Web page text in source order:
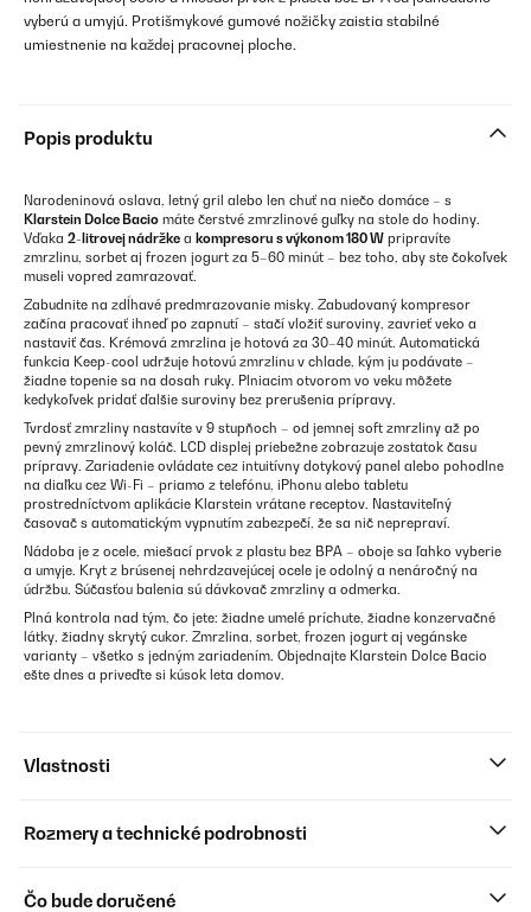
vyberú a umyjú. Protišmykové gumové nožičky zaistia stabilné
umiestnenie na každej pracovnej ploche.
Popis produktu
Narodeninová oslava, letný gril alebo len chuť na niečo domáce – s
Klarstein Dolce Bacio máte čerstvé zmrzlinové guľky na stole do hodiny.
Vďaka 2-litrovej nádržke a kompresoru s výkonom 180 W pripravíte
zmrzlinu, sorbet aj frozen jogurt za 5–60 minút – bez toho, aby ste čokoľvek
museli vopred zamrazovať.
Zabudnite na zdĺhavé predmrazovanie misky. Zabudovaný kompresor
začína pracovať ihneď po zapnutí – stačí vložiť suroviny, zavrieť veko a
nastaviť čas. Krémová zmrzlina je hotová za 30–40 minút. Automatická
funkcia Keep-cool udržuje hotovú zmrzlinu v chlade, kým ju podávate –
žiadne topenie sa na dosah ruky. Plniacim otvorom vo veku môžete
kedykoľvek pridať ďalšie suroviny bez prerušenia prípravy.
Tvrdosť zmrzliny nastavíte v 9 stupňoch – od jemnej soft zmrzliny až po
pevný zmrzlinový koláč. LCD displej priebežne zobrazuje zostatok času
prípravy. Zariadenie ovládate cez intuitívny dotykový panel alebo pohodlne
na diaľku cez Wi-Fi – priamo z telefónu, iPhonu alebo tabletu
prostredníctvom aplikácie Klarstein vrátane receptov. Nastaviteľný
časovač s automatickým vypnutím zabezpečí, že sa nič neprepraví.
Nádoba je z ocele, miešací prvok z plastu bez BPA – oboje sa ľahko vyberie
a umyje. Kryt z brúsenej nehrdzavejúcej ocele je odolný a nenáročný na
údržbu. Súčasťou balenia sú dávkovač zmrzliny a odmerka.
Plná kontrola nad tým, čo jete: žiadne umelé príchute, žiadne konzervačné
látky, žiadny skrytý cukor. Zmrzlina, sorbet, frozen jogurt aj vegánske
varianty – všetko s jedným zariadením. Objednajte Klarstein Dolce Bacio
ešte dnes a priveďte si kúsok leta domov.
Vlastnosti
Rozmery a technické podrobnosti
Čo bude doručené